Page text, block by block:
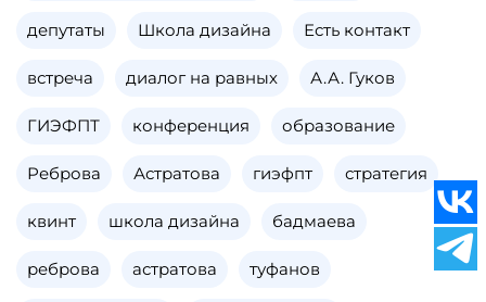
депутаты Школа дизайна Есть контакт
встреча диалог на равных А.А. Гуков
ГИЭФПТ конференция образование
Реброва Астратова гиэфпт стратегия
квинт школа дизайна бадмаева
реброва астратова туфанов